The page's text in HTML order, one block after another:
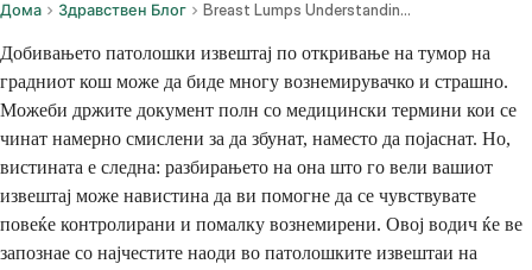
Дома Здравствен Блог Breast Lumps Understanding Pathology Reports
Добивањето патолошки извештај по откривање на тумор на
градниот кош може да биде многу вознемирувачко и страшно.
Можеби држите документ полн со медицински термини кои се
чинат намерно смислени за да збунат, наместо да појаснат. Но,
вистината е следна: разбирањето на она што го вели вашиот
извештај може навистина да ви помогне да се чувствувате
повеќе контролирани и помалку вознемирени. Овој водич ќе ве
запознае со најчестите наоди во патолошките извештаи на